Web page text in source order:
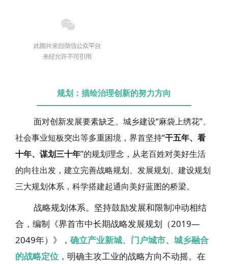
规划：描绘治理创新的努力方向
面对创新发展要素缺乏、城乡建设“麻袋上绣花”、
社会事业短板突出等多重困境，界首坚持“干五年、看
十年、谋划三十年”的规划理念，从老百姓对美好生活
的向往出发，建立完善战略规划、发展规划、建设规划
三大规划体系，科学搭建起通向美好蓝图的桥梁。
战略规划体系。坚持鼓励发展和限制冲动相结
合，编制《界首市中长期战略发展规划（2019—
2049年）》， 确立产业新城、门户城市、城乡融合
的战略定位 ，明确主攻工业的战略方向不动摇。在